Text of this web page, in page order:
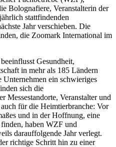
Bolognafiere, Veranstalterin der
stattfindenden
Jahr verschieben. Die
die Zoomark International im
Gesundheit,
in mehr als 185 Ländern
ein schwieriges
sich die
Messestandorte, Veranstalter und
für die Heimtierbranche: Vor
und in der Hoffnung, eine
haben WZF und
darauffolgende Jahr verlegt.
richtige Schritt hin zu einer